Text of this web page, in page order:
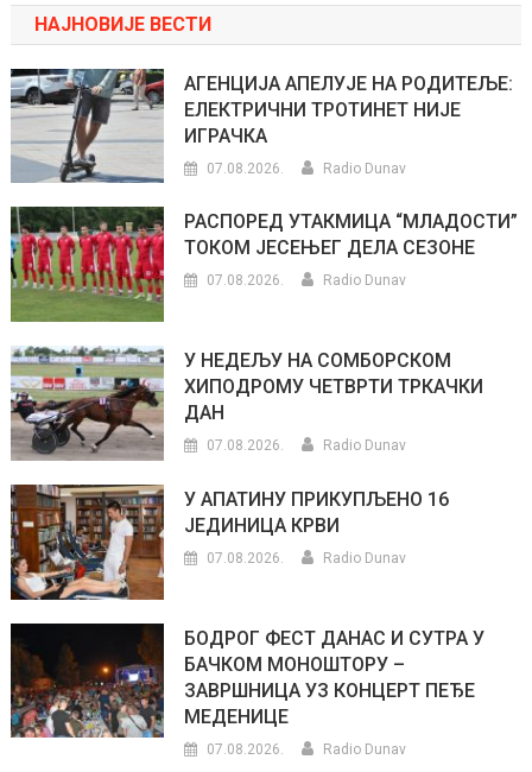
НАЈНОВИЈЕ ВЕСТИ
АГЕНЦИЈА АПЕЛУЈЕ НА РОДИТЕЉЕ:
ЕЛЕКТРИЧНИ ТРОТИНЕТ НИЈЕ
ИГРАЧКА
07.08.2026. Radio Dunav
РАСПОРЕД УТАКМИЦА “МЛАДОСТИ”
ТОКОМ ЈЕСЕЊЕГ ДЕЛА СЕЗОНЕ
07.08.2026. Radio Dunav
У НЕДЕЉУ НА СОМБОРСКОМ
ХИПОДРОМУ ЧЕТВРТИ ТРКАЧКИ
ДАН
07.08.2026. Radio Dunav
У АПАТИНУ ПРИКУПЉЕНО 16
ЈЕДИНИЦА КРВИ
07.08.2026. Radio Dunav
БОДРОГ ФЕСТ ДАНАС И СУТРА У
БАЧКОМ МОНОШТОРУ –
ЗАВРШНИЦА УЗ КОНЦЕРТ ПЕЂЕ
МЕДЕНИЦЕ
07.08.2026. Radio Dunav